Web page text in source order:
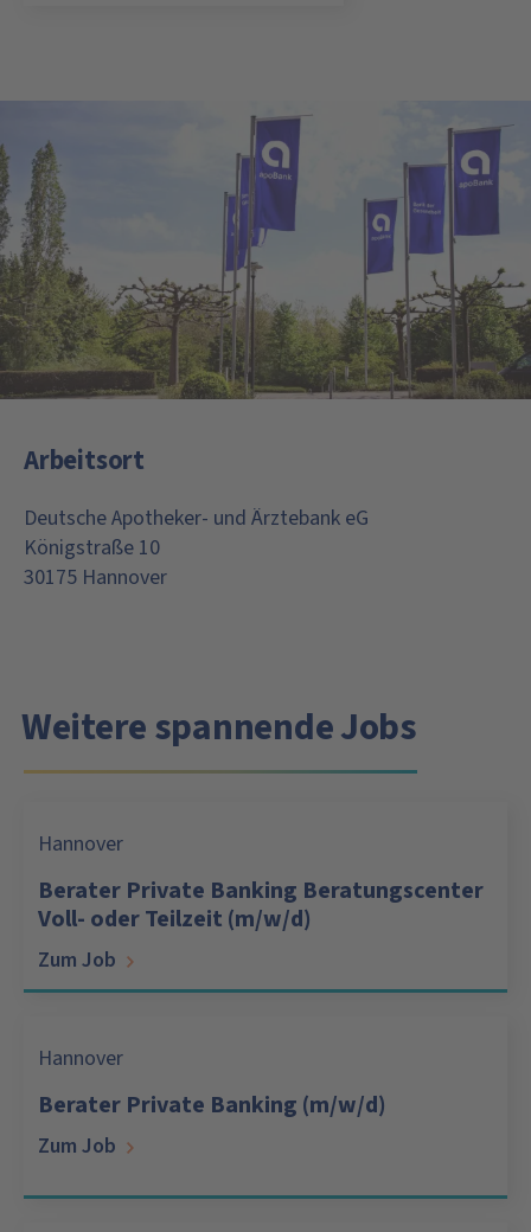
Arbeitsort
Deutsche Apotheker- und Ärztebank eG
Königstraße 10
30175 Hannover
Weitere spannende Jobs
Hannover
Berater Private Banking Beratungscenter
Voll- oder Teilzeit (m/w/d)
Zum Job
Hannover
Berater Private Banking (m/w/d)
Zum Job